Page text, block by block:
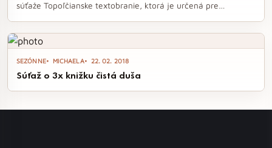
súťaže Topoľčianske textobranie, ktorá je určená pre
júla a bojovali o cenné ocenenia. V každej kategórii čakajú na
najlepších literátov atraktívne ceny a možnosť získať uznanie
vo svete literatúry.
SEZÓNNE MICHAELA 22. 02. 2018
Súťaž o 3x knižku čistá duša